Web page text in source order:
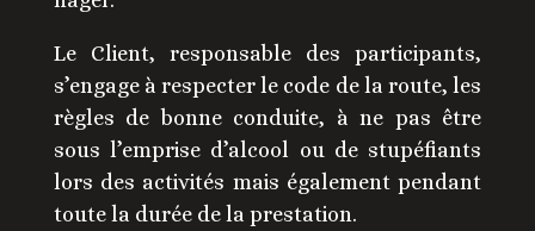
Le Client, responsable des participants,
s’engage à respecter le code de la route, les
règles de bonne conduite, à ne pas être
sous l’emprise d’alcool ou de stupéfiants
lors des activités mais également pendant
toute la durée de la prestation.